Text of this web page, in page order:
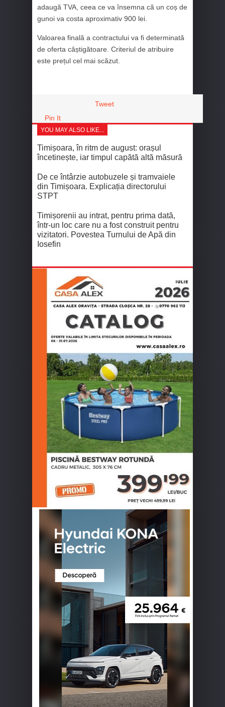
adaugă TVA, ceea ce va însemna că un coș de
gunoi va costa aproximativ 900 lei.
Valoarea finală a contractului va fi determinată
de oferta câștigătoare. Criteriul de atribuire
este prețul cel mai scăzut.
Tweet
Pin It
YOU MAY ALSO LIKE...
Timișoara, în ritm de august: orașul
încetinește, iar timpul capătă altă măsură
De ce întârzie autobuzele și tramvaiele
din Timișoara. Explicația directorului
STPT
Timișorenii au intrat, pentru prima dată,
într-un loc care nu a fost construit pentru
vizitatori. Povestea Turnului de Apă din
Iosefin